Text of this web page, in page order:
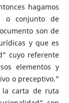
hagamos
o conjunto de
son de
y que es
cuyo referente
elementos y
o preceptivo.”
la carta de ruta